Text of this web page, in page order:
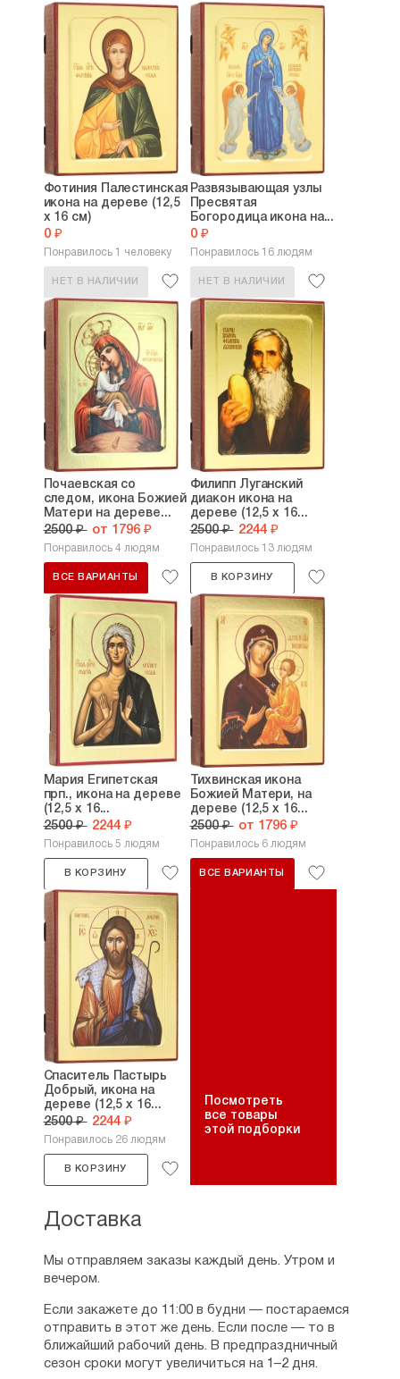
Фотиния Палестинская
икона на дереве (12,5
х 16 см)
0 ₽
Понравилось 1 человеку
НЕТ В НАЛИЧИИ
Развязывающая узлы
Пресвятая
Богородица икона на...
0 ₽
Понравилось 16 людям
НЕТ В НАЛИЧИИ
Почаевская со
следом, икона Божией
Матери на дереве...
2500 ₽ от 1796 ₽
Понравилось 4 людям
ВСЕ ВАРИАНТЫ
Филипп Луганский
диакон икона на
дереве (12,5 х 16...
2500 ₽ 2244 ₽
Понравилось 13 людям
В КОРЗИНУ
Мария Египетская
прп., икона на дереве
(12,5 х 16...
2500 ₽ 2244 ₽
Понравилось 5 людям
В КОРЗИНУ
Тихвинская икона
Божией Матери, на
дереве (12,5 х 16...
2500 ₽ от 1796 ₽
Понравилось 6 людям
ВСЕ ВАРИАНТЫ
Спаситель Пастырь
Добрый, икона на
дереве (12,5 х 16...
2500 ₽ 2244 ₽
Понравилось 26 людям
В КОРЗИНУ
Посмотреть
все товары
этой подборки
Доставка
Мы отправляем заказы каждый день. Утром и
вечером.
Если закажете до 11:00 в будни — постараемся
отправить в этот же день. Если после — то в
ближайший рабочий день. В предпраздничный
сезон сроки могут увеличиться на 1–2 дня.